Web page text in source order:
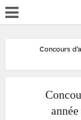
Concours